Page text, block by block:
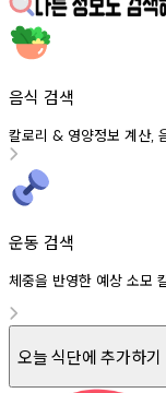
음식 검색
칼로리 & 영양정보 계산,
운동 검색
체중을 반영한 예상 소모
오늘 식단에 추가하기